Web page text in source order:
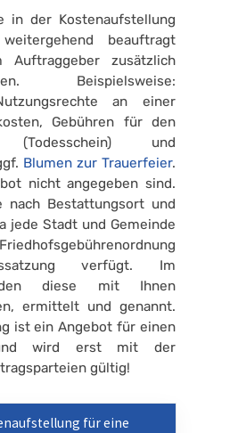
in der Kostenaufstellung
beauftragt
zusätzlich
Beispielsweise:
an einer
Gebühren für den
und
Blumen zur Trauerfeier.
nicht angegeben sind.
nach Bestattungsort und
jede Stadt und Gemeinde
verfügt. Im
diese mit Ihnen
ermittelt und genannt.
ist ein Angebot für einen
und wird erst mit der
gültig!
für eine